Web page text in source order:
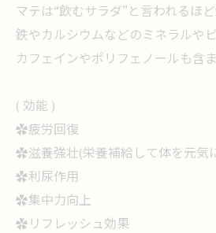
マテは“飲むサラダ”と言われるほ
鉄やカルシウムなどのミネラルや
カフェインやポリフェノールも含ま
( 効能 )
︎✿疲労回復
︎✿滋養強壮(栄養補給して体を元気
︎✿利尿作用
︎✿集中力向上
︎✿リフレッシュ効果